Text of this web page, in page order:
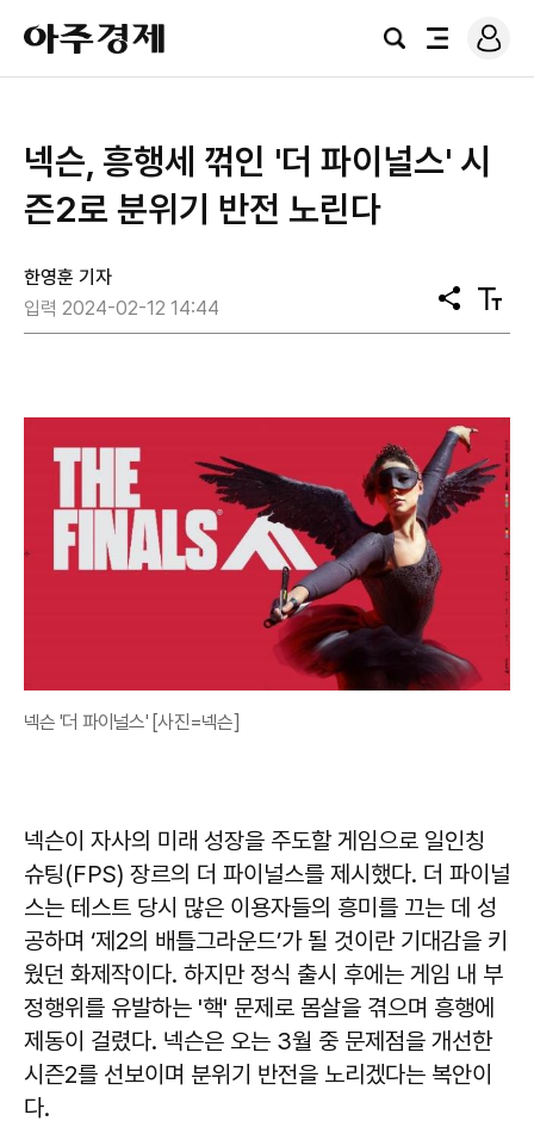
아
주
경
검
전
로
그
넥슨, 흥행세 꺾인 '더 파이널스' 시
즌2로 분위기 반전 노린다
한영훈 기자
입력 2024-02-12 14:44
공
유
텍
스
넥슨 '더 파이널스' [사진=넥슨]
넥슨이 자사의 미래 성장을 주도할 게임으로 일인칭
슈팅(FPS) 장르의 더 파이널스를 제시했다. 더 파이널
스는 테스트 당시 많은 이용자들의 흥미를 끄는 데 성
공하며 ‘제2의 배틀그라운드’가 될 것이란 기대감을 키
웠던 화제작이다. 하지만 정식 출시 후에는 게임 내 부
정행위를 유발하는 '핵' 문제로 몸살을 겪으며 흥행에
제동이 걸렸다. 넥슨은 오는 3월 중 문제점을 개선한
시즌2를 선보이며 분위기 반전을 노리겠다는 복안이
다.